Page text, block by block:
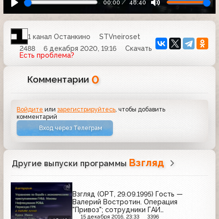
00:00 48:40
1 канал Останкино
STVneiroset
2488
6 декабря 2020, 19:16
Скачать
Есть проблема?
Комментарии 0
Войдите илизарегистрируйтесь, чтобы добавить
комментарий
Вход через Телеграм
Другие выпуски программы Взгляд
Взгляд (ОРТ, 29.09.1995) Гость —
Валерий Востротин. Операция
"Привоз"; сотрудники ГАИ
15 декабря 2016, 23:33 3396